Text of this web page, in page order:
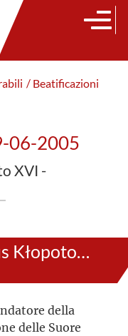
/ Beatificazioni
06-2005
XVI -
Ignatius Kłopotowski
della
delle Suore